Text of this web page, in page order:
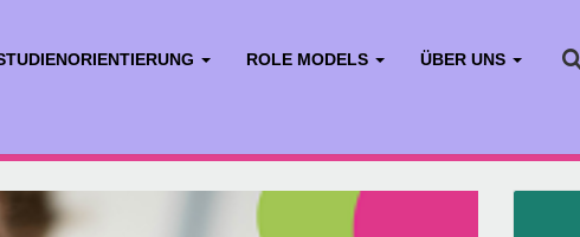
ROLE MODELS ÜBER UNS